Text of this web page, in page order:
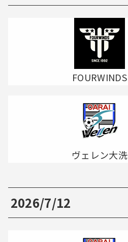
FOURWINDS
ヴェレン大洗
2026/7/12